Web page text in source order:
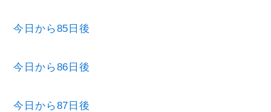
今日から85日後
今日から86日後
今日から87日後